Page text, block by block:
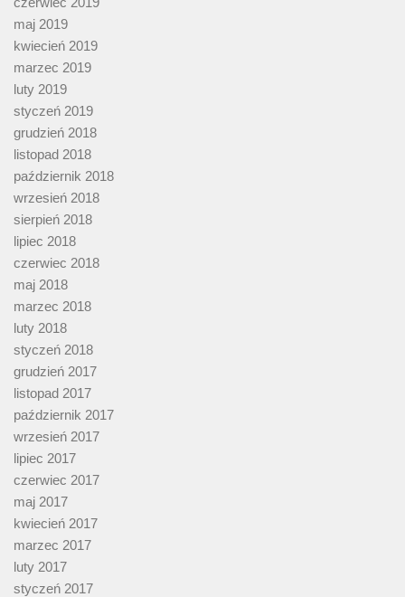
maj 2019
kwiecień 2019
marzec 2019
luty 2019
styczeń 2019
grudzień 2018
listopad 2018
październik 2018
wrzesień 2018
sierpień 2018
lipiec 2018
czerwiec 2018
maj 2018
marzec 2018
luty 2018
styczeń 2018
grudzień 2017
listopad 2017
październik 2017
wrzesień 2017
lipiec 2017
czerwiec 2017
maj 2017
kwiecień 2017
marzec 2017
luty 2017
styczeń 2017